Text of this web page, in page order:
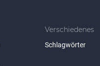
Verschiedenes
Schlagwörter